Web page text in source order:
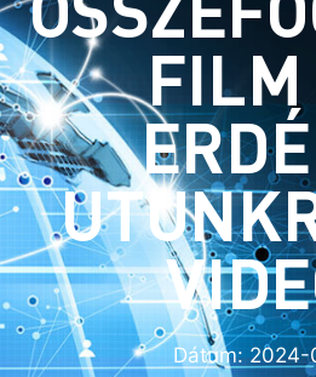
FILM
Dátum:2024-